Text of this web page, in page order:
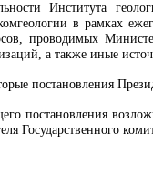
Института
в рамках
проводимых
а также иные
постановления
постановления
Государственного